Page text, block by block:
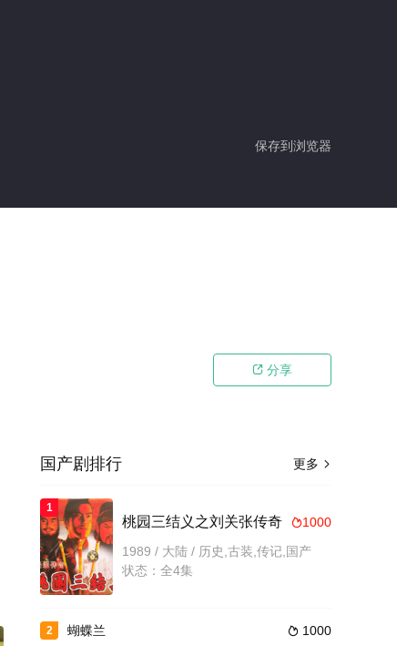
保存到浏览器
 分享
更多 
国产剧排行
1
1000
桃园三结义之刘关张传奇
1989 / 大陆 / 历史,古装,传记,国产
状态：全4集
2  1000
蝴蝶兰